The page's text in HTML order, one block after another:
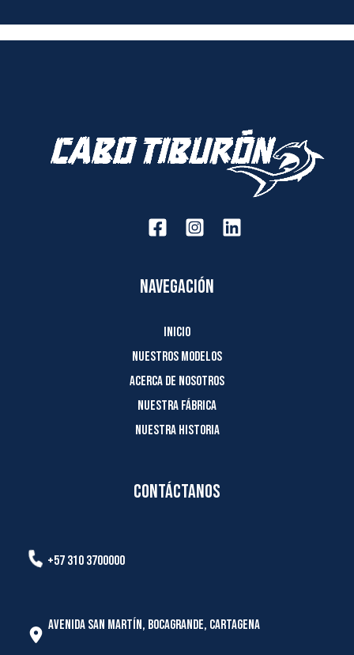
Navegación
Inicio
Nuestros modelos
Acerca de nosotros
Nuestra fábrica
Nuestra historia
Contáctanos
+57 310 3700000
Avenida San Martín, Bocagrande, Cartagena